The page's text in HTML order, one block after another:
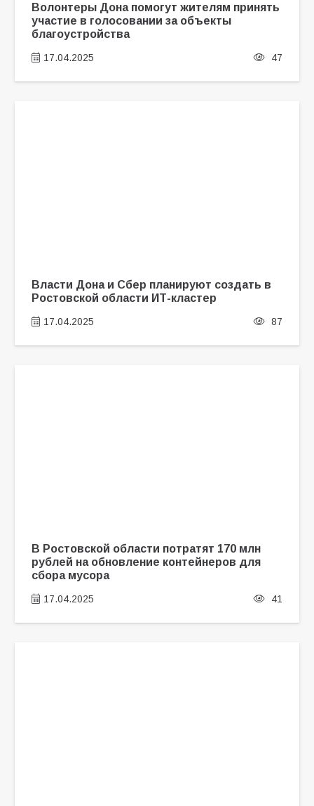
Волонтеры Дона помогут жителям принять
участие в голосовании за объекты
благоустройства
17.04.2025 47
Власти Дона и Сбер планируют создать в
Ростовской области ИТ-кластер
17.04.2025 87
В Ростовской области потратят 170 млн
рублей на обновление контейнеров для
сбора мусора
17.04.2025 41